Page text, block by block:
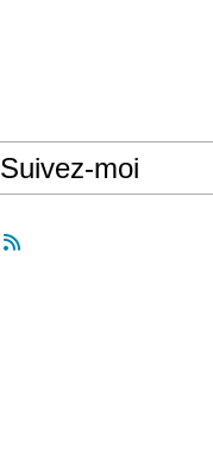
Suivez-moi